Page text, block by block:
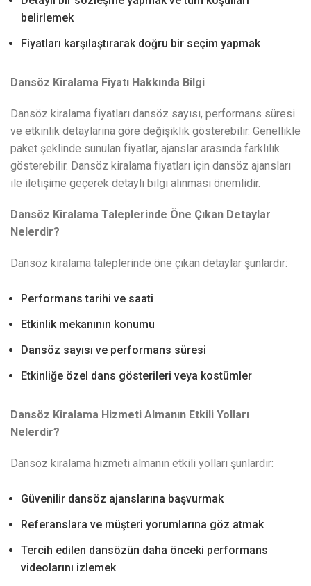
belirlemek
Fiyatları karşılaştırarak doğru bir seçim yapmak
Dansöz Kiralama Fiyatı Hakkında Bilgi
Dansöz kiralama fiyatları dansöz sayısı, performans süresi
ve etkinlik detaylarına göre değişiklik gösterebilir. Genellikle
paket şeklinde sunulan fiyatlar, ajanslar arasında farklılık
gösterebilir. Dansöz kiralama fiyatları için dansöz ajansları
ile iletişime geçerek detaylı bilgi alınması önemlidir.
Dansöz Kiralama Taleplerinde Öne Çıkan Detaylar
Nelerdir?
Dansöz kiralama taleplerinde öne çıkan detaylar şunlardır:
Performans tarihi ve saati
Etkinlik mekanının konumu
Dansöz sayısı ve performans süresi
Etkinliğe özel dans gösterileri veya kostümler
Dansöz Kiralama Hizmeti Almanın Etkili Yolları
Nelerdir?
Dansöz kiralama hizmeti almanın etkili yolları şunlardır:
Güvenilir dansöz ajanslarına başvurmak
Referanslara ve müşteri yorumlarına göz atmak
Tercih edilen dansözün daha önceki performans
videolarını izlemek